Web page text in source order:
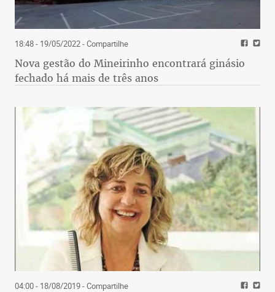
18:48 - 19/05/2022- Compartilhe
Nova gestão do Mineirinho encontrará ginásio
fechado há mais de três anos
04:00 - 18/08/2019- Compartilhe